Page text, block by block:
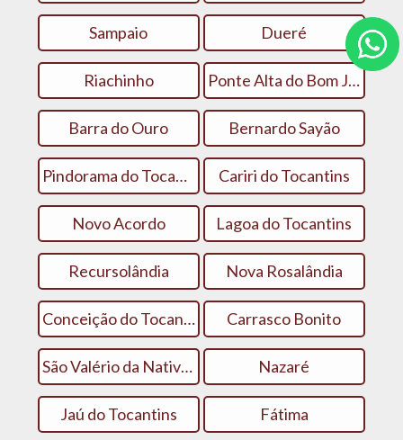
Sampaio Dueré
Riachinho Ponte Alta do Bom Jesus
Barra do Ouro Bernardo Sayão
Pindorama do Tocantins Cariri do Tocantins
Novo Acordo Lagoa do Tocantins
Recursolândia Nova Rosalândia
Conceição do Tocantins Carrasco Bonito
São Valério da Natividade Nazaré
Jaú do Tocantins Fátima